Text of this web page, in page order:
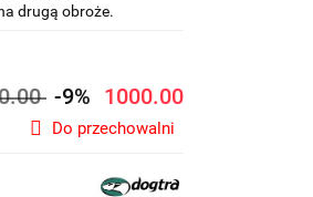
drugą obroże.
-9% 1000.00
Do przechowalni